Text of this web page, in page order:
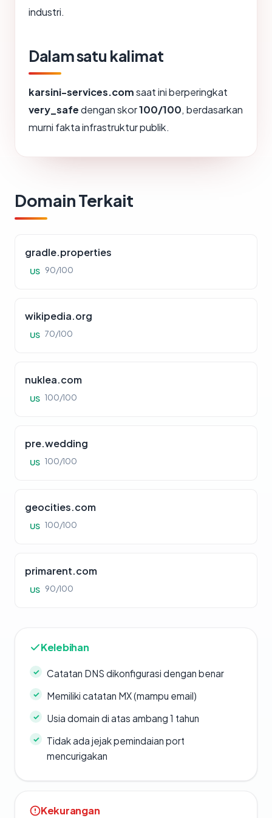
industri.
Dalam satu kalimat
karsini-services.comsaat ini berperingkat
very_safedengan skor100/100, berdasarkan
murni fakta infrastruktur publik.
Domain Terkait
gradle.properties
US 90/100
wikipedia.org
US 70/100
nuklea.com
US 100/100
pre.wedding
US 100/100
geocities.com
US 100/100
primarent.com
US 90/100
Kelebihan
Catatan DNS dikonfigurasi dengan benar
Memiliki catatan MX (mampu email)
Usia domain di atas ambang 1 tahun
Tidak ada jejak pemindaian port
mencurigakan
Kekurangan